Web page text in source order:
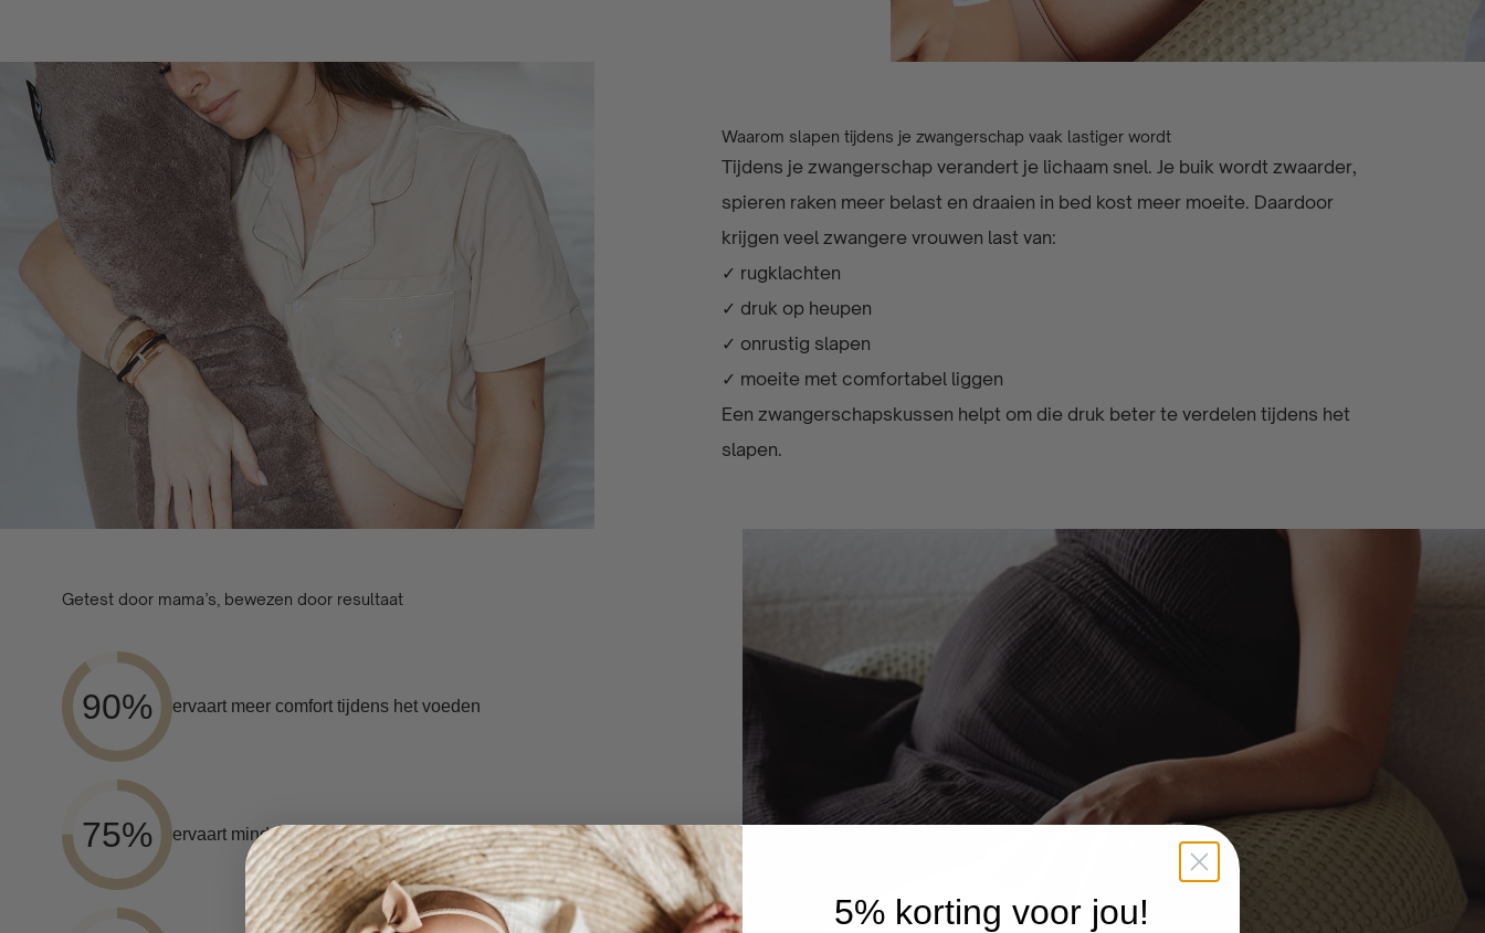
Waarom slapen tijdens je zwangerschap vaak lastiger wordt
Tijdens je zwangerschap verandert je lichaam snel. Je buik wordt zwaarder,
spieren raken meer belast en draaien in bed kost meer moeite. Daardoor
krijgen veel zwangere vrouwen last van:
✓ rugklachten
✓ druk op heupen
✓ onrustig slapen
✓ moeite met comfortabel liggen
Een zwangerschapskussen helpt om die druk beter te verdelen tijdens het
slapen.
Getest door mama’s, bewezen door resultaat
90% ervaart meer comfort tijdens het voeden
75% ervaart minder belasting van armen en schouders
5% korting voor jou!